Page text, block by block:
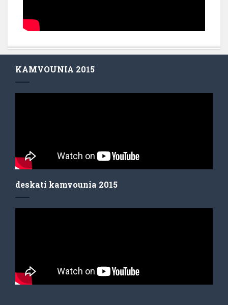
KAMVOUNIA 2015
deskati kamvounia 2015